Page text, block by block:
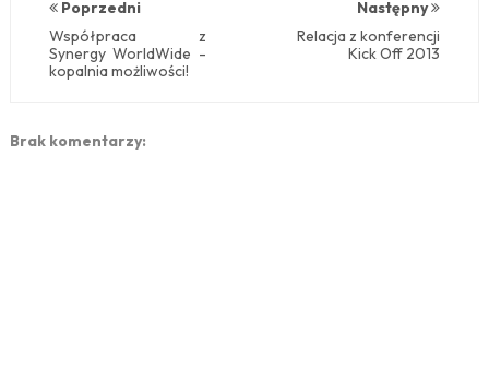
Następny
Relacja z konferencji
Kick Off 2013
Poprzedni
Współpraca z
Synergy WorldWide -
kopalnia możliwości!
Brak komentarzy: